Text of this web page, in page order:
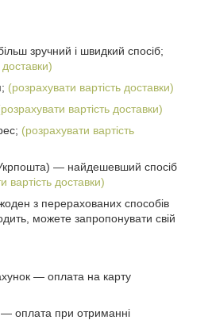
зручний і швидкий спосіб;
доставки)
(розрахувати вартість доставки)
вартість доставки)
(розрахувати вартість
― найдешевший спосіб
вартість доставки)
з перерахованих способів
можете запропонувати свій
― оплата на карту
оплата при отриманні